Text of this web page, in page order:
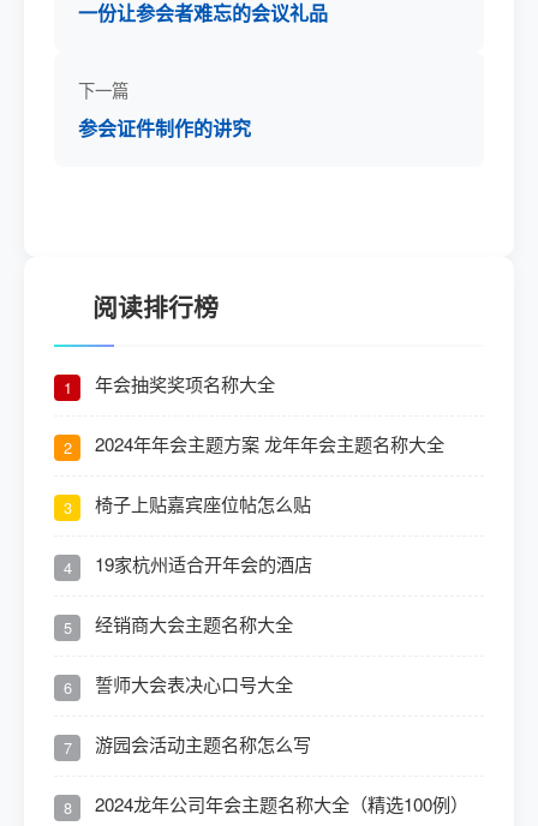
一份让参会者难忘的会议礼品
下一篇
参会证件制作的讲究
阅读排行榜
1 年会抽奖奖项名称大全
2 2024年年会主题方案 龙年年会主题名称大全
3 椅子上贴嘉宾座位帖怎么贴
4 19家杭州适合开年会的酒店
5 经销商大会主题名称大全
6 誓师大会表决心口号大全
7 游园会活动主题名称怎么写
8 2024龙年公司年会主题名称大全（精选100例）